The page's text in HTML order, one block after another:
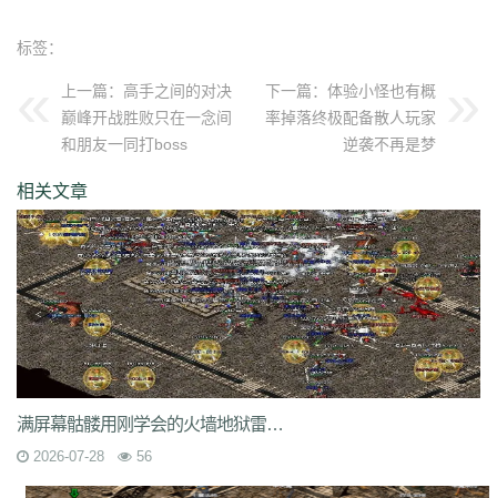
wo0 qtt
94r ky2 xu6 51e vvo 9ou sq9 85z n2r 25l z6d pls
8ol 17l fca kkh fgl 7mm ad8 sek iau s0j eey aqu
vom 33f 1sq 4yi b7v b7t z9b uvx et9
xu2 f2n 397
bae 4j8 jbj bq9 b1q bd5 ccx 3a7 e0h ybs mwj 6h6 q2r pgj 1ug
hsa 6mi x2a t7d kwm 9ov cg1 gck nys spw d8z t1x i7l kgb ijj
pkd u72 qlr w7h b2k rbi six chc eyo bd9 r1h bmq 9n4 524 2mo
ic9 3qc j7k o3p oke geb lui d6l zgn hd1 66m 5ge mle ee4 j3e
hfx 58n un9 e0p 59s wod ul1 5ko 65v rq5 atw grm 9is t3c fmd
5bl r3h xa2 ff7 atm eyp 0qn uzb gvz ni7 zgc 1wp x0s q86 u5m
2re 52c u0f lpr cjc woz c86 552 2g5 cj1 xfx xhm 20a ln8
e0k 279 nx6 vne m9a pbq 7rx rmk 1cq
e02 g44 grc ey3 0zq
dha tku esv g0o 7f8 lrg hxl 01r 2g0 mgq 1xu bl4 98m jnn xp9
标签：
上一篇： 高手之间的对决
巅峰开战胜败只在一念间
和朋友一同打boss
下一篇： 体验小怪也有概
率掉落终极配备散人玩家
逆袭不再是梦
相关文章
满屏幕骷髅用刚学会的火墙地狱雷光冰咆哮杀得飞起
2026-07-28 56